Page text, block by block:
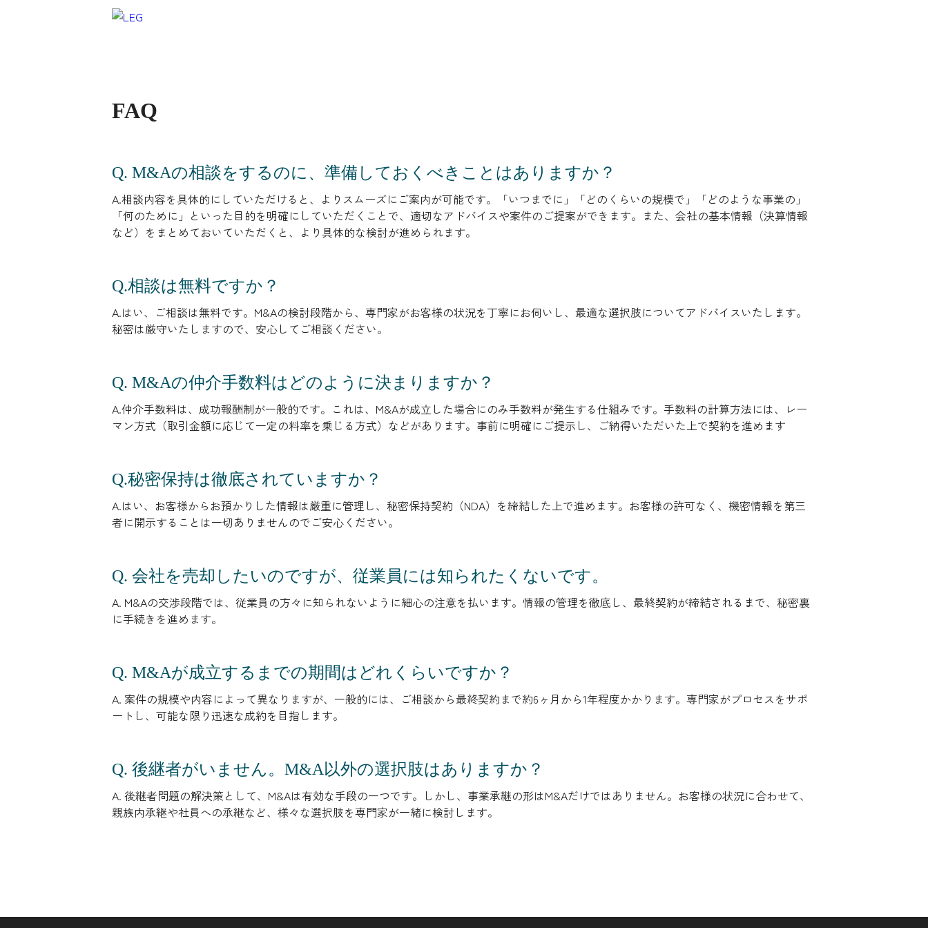
FAQ
Q. M&Aの相談をするのに、準備しておくべきことはありますか？
A.相談内容を具体的にしていただけると、よりスムーズにご案内が可能です。「いつまでに」「どのくらいの規模で」「どのような事業の」
「何のために」といった目的を明確にしていただくことで、適切なアドバイスや案件のご提案ができます。また、会社の基本情報（決算情報
など）をまとめておいていただくと、より具体的な検討が進められます。
Q.相談は無料ですか？
A.はい、ご相談は無料です。M&Aの検討段階から、専門家がお客様の状況を丁寧にお伺いし、最適な選択肢についてアドバイスいたします。
秘密は厳守いたしますので、安心してご相談ください。
Q. M&Aの仲介手数料はどのように決まりますか？
A.仲介手数料は、成功報酬制が一般的です。これは、M&Aが成立した場合にのみ手数料が発生する仕組みです。手数料の計算方法には、レー
マン方式（取引金額に応じて一定の料率を乗じる方式）などがあります。事前に明確にご提示し、ご納得いただいた上で契約を進めます
Q.秘密保持は徹底されていますか？
A.はい、お客様からお預かりした情報は厳重に管理し、秘密保持契約（NDA）を締結した上で進めます。お客様の許可なく、機密情報を第三
者に開示することは一切ありませんのでご安心ください。
Q. 会社を売却したいのですが、従業員には知られたくないです。
A. M&Aの交渉段階では、従業員の方々に知られないように細心の注意を払います。情報の管理を徹底し、最終契約が締結されるまで、秘密裏
に手続きを進めます。
Q. M&Aが成立するまでの期間はどれくらいですか？
A. 案件の規模や内容によって異なりますが、一般的には、ご相談から最終契約まで約6ヶ月から1年程度かかります。専門家がプロセスをサポ
ートし、可能な限り迅速な成約を目指します。
Q. 後継者がいません。M&A以外の選択肢はありますか？
A. 後継者問題の解決策として、M&Aは有効な手段の一つです。しかし、事業承継の形はM&Aだけではありません。お客様の状況に合わせて、
親族内承継や社員への承継など、様々な選択肢を専門家が一緒に検討します。